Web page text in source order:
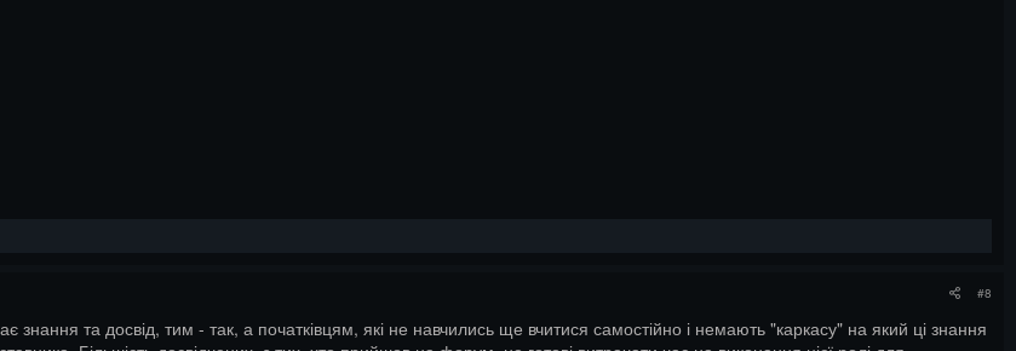
#8
та досвід, тим - так, а початківцям, які не навчились ще вчитися самостійно і немають "каркасу" на який ці знання